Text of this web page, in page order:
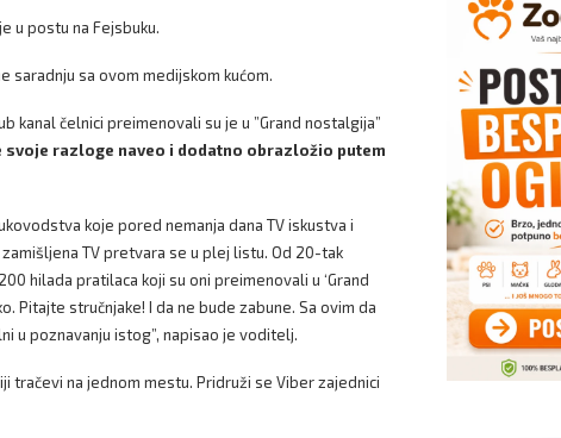
u postu na Fejsbuku.
saradnju sa ovom medijskom kućom.
kanal čelnici preimenovali su je u ”Grand nostalgija”
svoje razloge naveo i dodatno obrazložio putem
koje pored nemanja dana TV iskustva i
TV pretvara se u plej listu. Od 20-tak
hilada pratilaca koji su oni preimenovali u ‘Grand
Pitajte stručnjake! I da ne bude zabune. Sa ovim da
u poznavanju istog”, napisao je voditelj.
tračevi na jednom mestu. Pridruži se Viber zajednici